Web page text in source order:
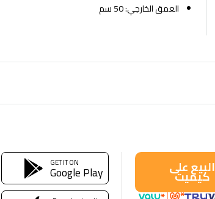
العمق الخارجي: 50 سم
البيع على
كيميت
GET IT ON
Google Play